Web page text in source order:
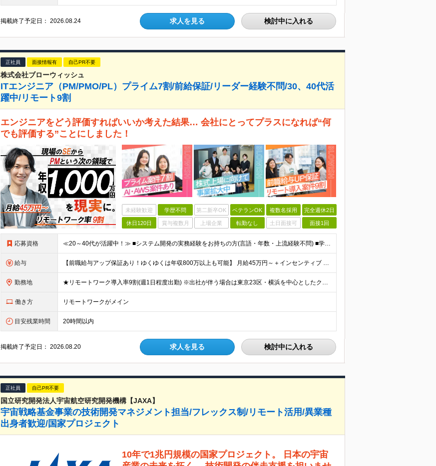
掲載終了予定日：2026.08.24 求人を見る 検討中に入れる
正社員 面接情報有 自己PR不要
株式会社ブローウィッシュ
ITエンジニア（PM/PMO/PL）プライム7割/前給保証/リーダー経験不問/30、40代活
躍中/リモート9割
エンジニアをどう評価すればいいか考えた結果… 会社にとってプラスになれば“何
でも評価する”ことにしました！
未経験歓迎 学歴不問 第二新卒OK ベテランOK 複数名採用 完全週休2日
休日120日 賞与複数月 上場企業 転勤なし 土日面接可 面接1回
応募資格 ≪20～40代が活躍中！≫ ■システム開発の実務経験をお持ちの方(言語・年数・上流経験不問) ■学歴不問 ★PM・PL経験者はもちろん、「これからステップアップしたい」という方も歓迎します！ ≪こん
給与 【前職給与アップ保証あり！ゆくゆくは年収800万以上も可能】 月給45万円～＋インセンティブ ※経験や適性を考慮の上、相談し決定します ※上記には固定残業代（20時間分/4万円～）が含まれます
勤務地 ★リモートワーク導入率9割(週1日程度出勤) ※出社が伴う場合は東京23区・横浜を中心としたクライアント先になります。 【本社】 東京都千代田区神田須田町1-3-33 Bizflex神田 4階 (
働き方 リモートワークがメイン
目安残業時間 20時間以内
掲載終了予定日：2026.08.20 求人を見る 検討中に入れる
正社員 自己PR不要
国立研究開発法人宇宙航空研究開発機構【JAXA】
宇宙戦略基金事業の技術開発マネジメント担当/フレックス制/リモート活用/異業種
出身者歓迎/国家プロジェクト
10年で1兆円規模の国家プロジェクト。 日本の宇宙